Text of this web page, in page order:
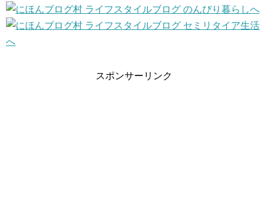
スポンサーリンク